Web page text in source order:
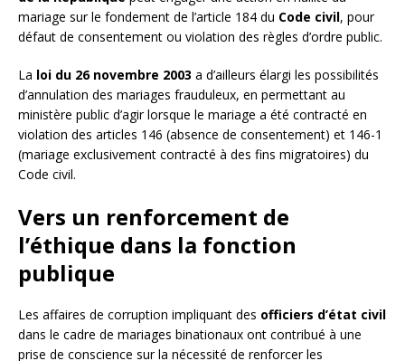
mariage sur le fondement de l’article 184 du Code civil, pour
défaut de consentement ou violation des règles d’ordre public.
La loi du 26 novembre 2003 a d’ailleurs élargi les possibilités
d’annulation des mariages frauduleux, en permettant au
ministère public d’agir lorsque le mariage a été contracté en
violation des articles 146 (absence de consentement) et 146-1
(mariage exclusivement contracté à des fins migratoires) du
Code civil.
Vers un renforcement de
l’éthique dans la fonction
publique
Les affaires de corruption impliquant des officiers d’état civil
dans le cadre de mariages binationaux ont contribué à une
prise de conscience sur la nécessité de renforcer les